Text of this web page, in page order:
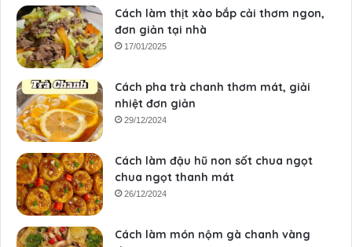
Cách làm thịt xào bắp cải thơm ngon,
đơn giản tại nhà
17/01/2025
Cách pha trà chanh thơm mát, giải
nhiệt đơn giản
29/12/2024
Cách làm đậu hũ non sốt chua ngọt
chua ngọt thanh mát
26/12/2024
Cách làm món nộm gà chanh vàng